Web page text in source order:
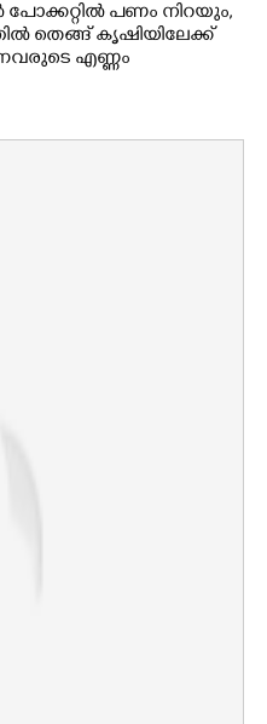
പോക്കറ്റില്‍ പണം നിറയും,
തെങ്ങ് കൃഷിയിലേക്ക്
എണ്ണം